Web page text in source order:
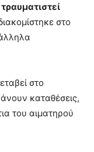
στο
στο
καταθέσεις,
του αιματηρού